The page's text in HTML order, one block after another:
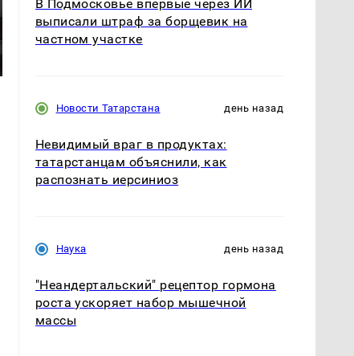
В Подмосковье впервые через ИИ
выписали штраф за борщевик на
частном участке
Новости Татарстана день назад
Невидимый враг в продуктах:
татарстанцам объяснили, как
распознать иерсиниоз
Наука день назад
"Неандертальский" рецептор гормона
роста ускоряет набор мышечной
массы